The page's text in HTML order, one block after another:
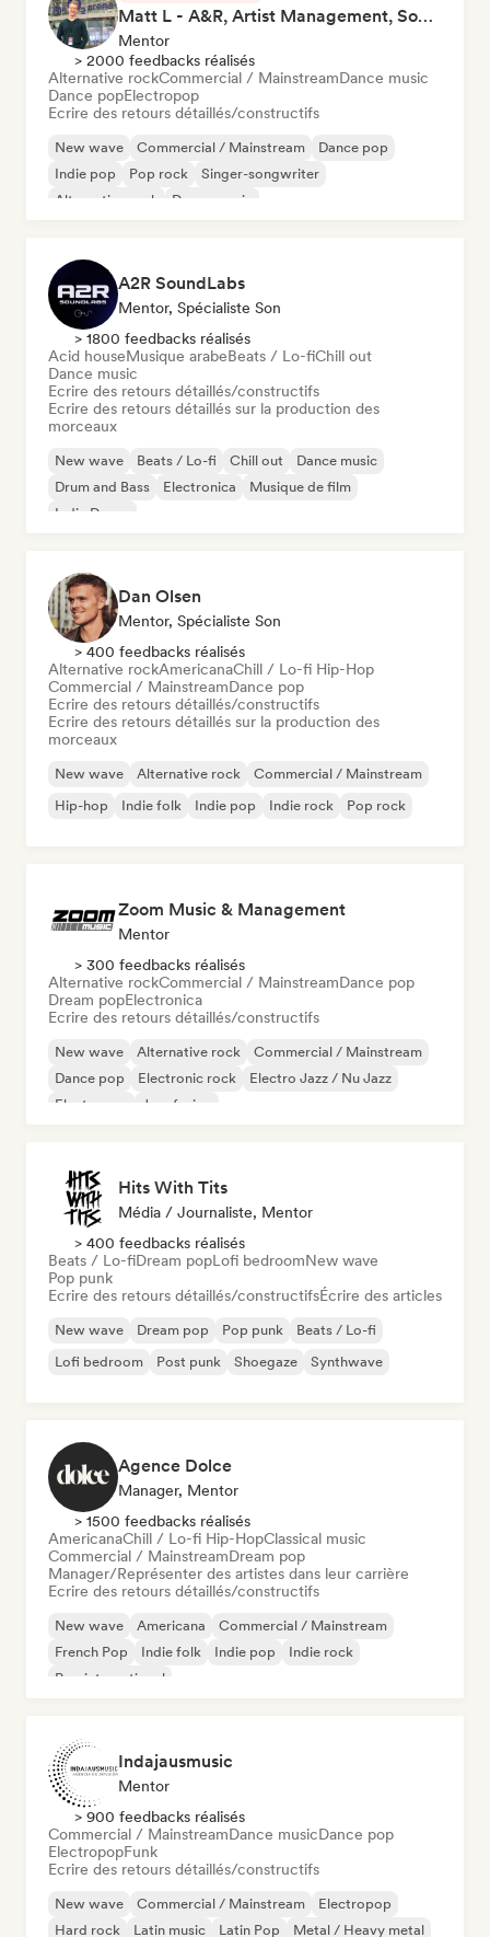
Matt L - A&R, Artist Management, Songwriter
Mentor
> 2000 feedbacks réalisés
Alternative rockCommercial / MainstreamDance music
Dance popElectropop
Ecrire des retours détaillés/constructifs
New wave Commercial / Mainstream
Dance pop
Indie pop
Pop rock
Singer-songwriter
Alternative rock
Dance music
A2R SoundLabs
Mentor, Spécialiste Son
> 1800 feedbacks réalisés
Acid houseMusique arabeBeats / Lo-fiChill out
Dance music
Ecrire des retours détaillés/constructifs
Ecrire des retours détaillés sur la production des
morceaux
New wave Beats / Lo-fi Chill out
Dance music
Drum and Bass
Electronica
Musique de film
Indie Dance
Dan Olsen
Mentor, Spécialiste Son
> 400 feedbacks réalisés
Alternative rockAmericanaChill / Lo-fi Hip-Hop
Commercial / MainstreamDance pop
Ecrire des retours détaillés/constructifs
Ecrire des retours détaillés sur la production des
morceaux
New wave Alternative rock
Commercial / Mainstream
Hip-hop
Indie folk Indie pop Indie rock Pop rock
Zoom Music & Management
Mentor
> 300 feedbacks réalisés
Alternative rockCommercial / MainstreamDance pop
Dream popElectronica
Ecrire des retours détaillés/constructifs
New wave Alternative rock
Commercial / Mainstream
Dance pop
Electronic rock
Electro Jazz / Nu Jazz
Electropop
Jazz fusion
Hits With Tits
Média / Journaliste, Mentor
> 400 feedbacks réalisés
Beats / Lo-fiDream popLofi bedroomNew wave
Pop punk
Ecrire des retours détaillés/constructifsÉcrire des articles
New wave Dream pop Pop punk
Beats / Lo-fi
Lofi bedroom
Post punk Shoegaze Synthwave
Agence Dolce
Manager, Mentor
> 1500 feedbacks réalisés
AmericanaChill / Lo-fi Hip-HopClassical music
Commercial / MainstreamDream pop
Manager/Représenter des artistes dans leur carrière
Ecrire des retours détaillés/constructifs
New wave Americana
Commercial / Mainstream
French Pop
Indie folk Indie pop
Indie rock
Pop international
Indajausmusic
Mentor
> 900 feedbacks réalisés
Commercial / MainstreamDance musicDance pop
ElectropopFunk
Ecrire des retours détaillés/constructifs
New wave Commercial / Mainstream
Electropop
Hard rock
Latin music Latin Pop Metal / Heavy metal